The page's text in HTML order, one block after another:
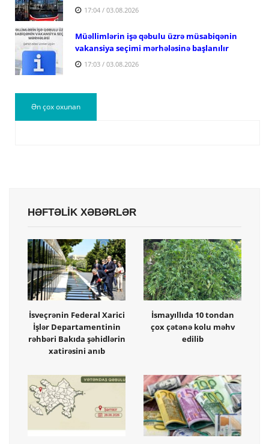
17:04 / 03.08.2026
Müəllimlərin işə qəbulu üzrə müsabiqənin
vakansiya seçimi mərhələsinə başlanılır
17:03 / 03.08.2026
Ən çox oxunan
HƏFTƏLİK XƏBƏRLƏR
İsveçrənin Federal Xarici
İşlər Departamentinin
rəhbəri Bakıda şəhidlərin
xatirəsini anıb
İsmayıllıda 10 tondan
çox çətənə kolu məhv
edilib